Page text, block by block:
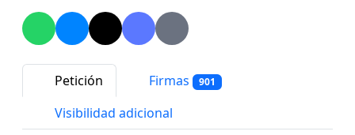
Petición Firmas 901
Visibilidad adicional